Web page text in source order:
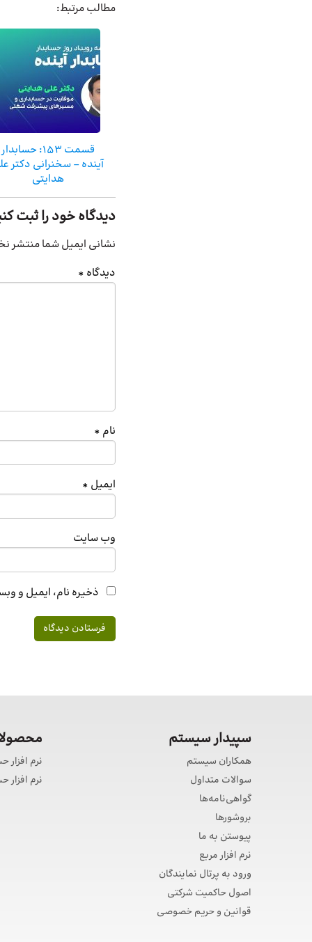
مطالب مرتبط:
قسمت ۱۵۳: حسابدار
آینده – سخنرانی دکتر
هدایتی
دیدگاه خود را ثبت
نشانی ایمیل شما منتشر
دیدگاه *
نام *
ایمیل *
وب‌ سایت
ذخیره نام، ایمیل و
سپیدار سیستم
همکاران سیستم
سوالات متداول
گواهی‌نامه‌ها
بروشورها
پیوستن به ما
نرم افزار مربع
ورود به پرتال نمایندگان
اصول حاکمیت شرکتی
قوانین و حریم خصوصی
نرم افزار
نرم